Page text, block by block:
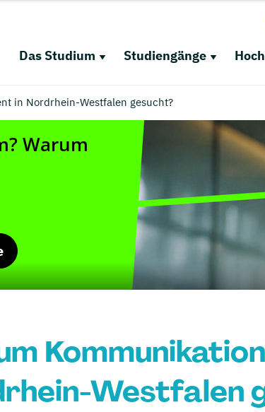
Das Studium Studiengänge
in Nordrhein-Westfalen gesucht?
Westfalen